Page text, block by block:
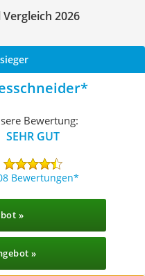
2026
Bewertung:
SEHR GUT
Bewertungen
»
»